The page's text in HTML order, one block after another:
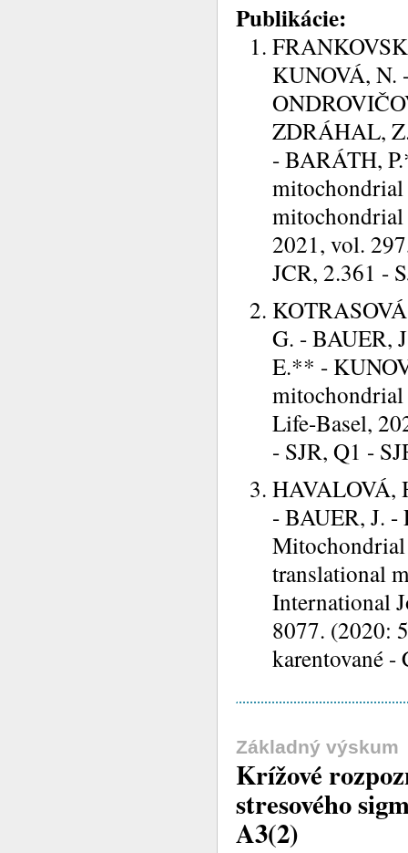
Publikácie:
KUNOVÁ, N.
ZDRÁHAL,
- BARÁTH,
2021, vol.
JCR, 2.361 -
G. - BAUER,
E.** -
mitochondrial
Life-Basel,
- SJR, Q1 -
HAVALOVÁ,
- BAUER, J.
Mitochondrial
translational
International
8077. (2020:
karentované -
Základný výskum
Krížové
stresového
A3(2)